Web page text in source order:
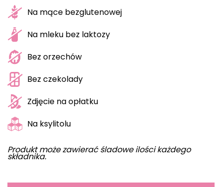
Na mące bezglutenowej
Na mleku bez laktozy
Bez orzechów
Bez czekolady
Zdjęcie na opłatku
Na ksylitolu
Produkt może zawierać śladowe ilości każdego
składnika.